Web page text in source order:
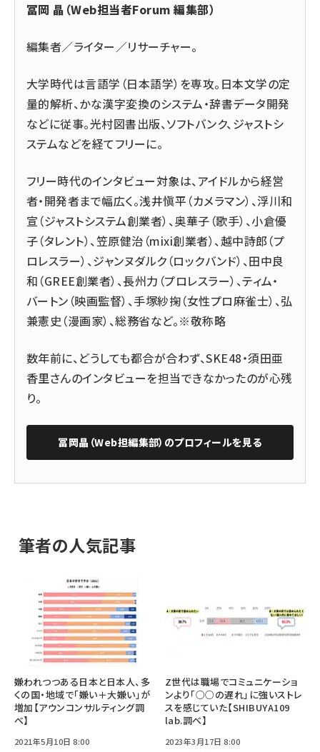
冨岡 晶（Web担当者Forum 編集部）
編集者／ライター／リサーチャー。
大学時代は言語学（日本語学）を専攻。日本文学の定
量的解析、かな漢字変換のシステム・辞書データ開発
などに従事。光村図書出版、ソフトバンク、ジャストシ
ステムなどを経てフリーに。
フリー時代のインタビュー対象は、アイドルから経営
者・開発者まで幅広く。浅井愼平（カメラマン）、浮川和
宣（ジャストシステム創業者）、奥華子（歌手）、小倉優
子（タレント）、笠原健治（mixi創業者）、越中詩郎（プ
ロレスラー）、ジャンヌダルク（ロックバンド）、田中良
和（GREE創業者）、長州力（プロレスラー）、ティム・
バートン（映画監督）、手塚紗掬（女性プロ麻雀士）、弘
兼憲史（漫画家）、総務省など。※敬称略
数年前に、どうしても都合が合わず、SKE48・須田亜
香里さんのインタビューを担当できなかったのが心残
り。
冨岡晶（Web担編集部） のプロフィールを見る
筆者の人気記事
嫌われつつある日本と日本人、多
くの国・地域で「嫌い＋大嫌い」が
増加【アウンコンサルティング調
べ】
2021年5月10日 8:00
Z世代は職場でコミュニケーショ
ンより「○○の遅れ」に強いストレ
スを感じていた【SHIBUYA109
lab.調べ】
2023年3月17日 8:00